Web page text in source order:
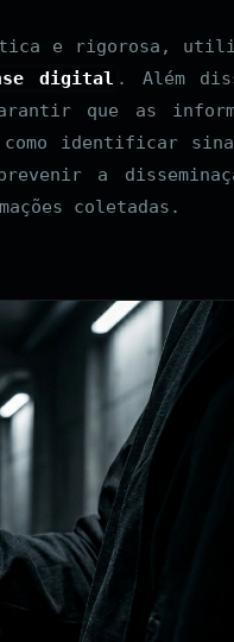
e rigorosa,
digital . Além
que as
identificar
a
coletadas.